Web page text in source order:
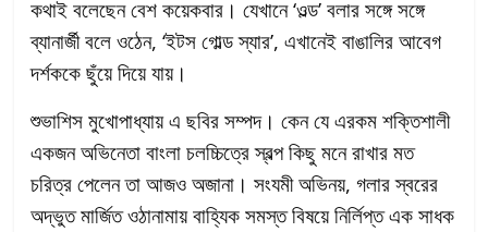
কথাই বলেছেন বেশ কয়েকবার। যেখানে ‘ওল্ড’ বলার সঙ্গে সঙ্গে
ব্যানার্জী বলে ওঠেন, ‘ইটস গোল্ড স্যার’, এখানেই বাঙালির আবেগ
দর্শককে ছুঁয়ে দিয়ে যায়।
শুভাশিস মুখোপাধ্যায় এ ছবির সম্পদ। কেন যে এরকম শক্তিশালী
একজন অভিনেতা বাংলা চলচ্চিত্রে স্বল্প কিছু মনে রাখার মত
চরিত্র পেলেন তা আজও অজানা। সংযমী অভিনয়, গলার স্বরের
অদ্ভুত মার্জিত ওঠানামায় বাহ্যিক সমস্ত বিষয়ে নির্লিপ্ত এক সাধক